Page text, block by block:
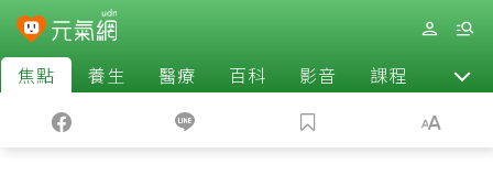
焦點 養生 醫療 百科 影音 課程 退休